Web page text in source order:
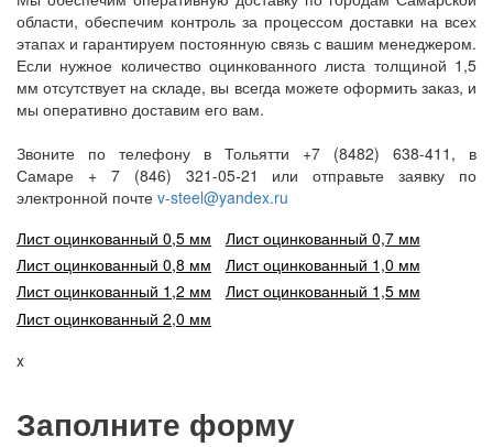
области, обеспечим контроль за процессом доставки на всех
этапах и гарантируем постоянную связь с вашим менеджером.
Если нужное количество оцинкованного листа толщиной 1,5
мм отсутствует на складе, вы всегда можете оформить заказ, и
мы оперативно доставим его вам.
Звоните по телефону в Тольятти +7 (8482) 638-411, в
Самаре + 7 (846) 321-05-21 или отправьте заявку по
электронной почте v-steel@yandex.ru
Лист оцинкованный 0,5 мм
Лист оцинкованный 0,7 мм
Лист оцинкованный 0,8 мм
Лист оцинкованный 1,0 мм
Лист оцинкованный 1,2 мм
Лист оцинкованный 1,5 мм
Лист оцинкованный 2,0 мм
x
Заполните форму